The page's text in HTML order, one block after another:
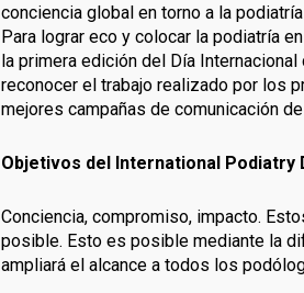
conciencia global en torno a la
Para lograr eco y colocar la podiatría
la primera edición del Día
reconocer el trabajo realizado por los
mejores campañas de comunicación
Objetivos del International Podiatry
Conciencia, compromiso, impacto.
posible. Esto es posible mediante la
ampliará el alcance a todos los